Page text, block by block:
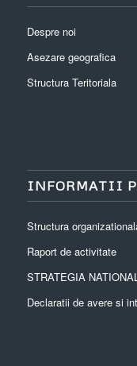
Despre noi
Asezare geografica
Structura Teritoriala
INFORMATII
Structura
Raport de activitate
STRATEGIA
Declaratii de avere si